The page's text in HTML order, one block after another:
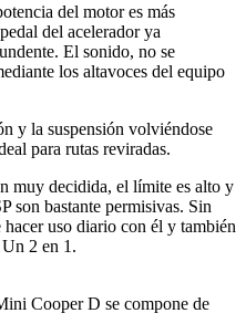
del motor es más
del acelerador ya
El sonido, no se
los altavoces del equipo
y la suspensión volviéndose
para rutas reviradas.
muy decidida, el límite es alto y
son bastante permisivas. Sin
uso diario con él y también
2 en 1.
Cooper D se compone de